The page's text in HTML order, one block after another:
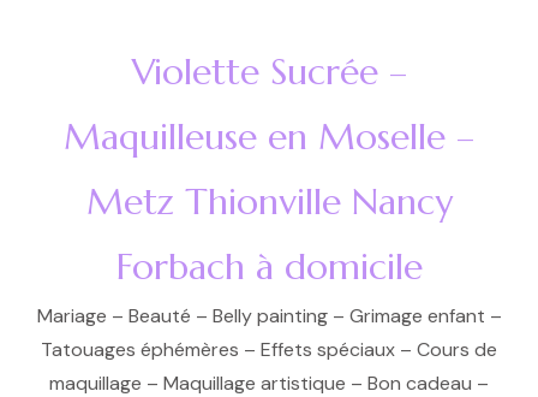
Violette Sucrée –
Maquilleuse en Moselle –
Metz Thionville Nancy
Forbach à domicile
Mariage – Beauté – Belly painting – Grimage enfant –
Tatouages éphémères – Effets spéciaux – Cours de
maquillage – Maquillage artistique – Bon cadeau –